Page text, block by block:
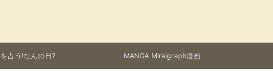
占う!なんの日? MANGA Miraigraph漫画